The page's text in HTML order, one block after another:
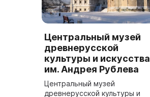
Центральный музей
древнерусской
культуры и искусства
им. Андрея Рублева
Центральный музей
древнерусской культуры и